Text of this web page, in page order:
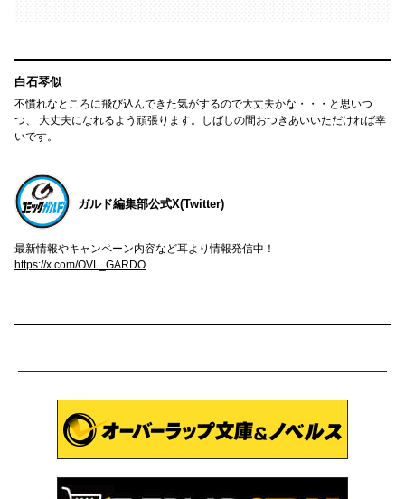
白石琴似
不慣れなところに飛び込んできた気がするので大丈夫かな・・・と思いつ
つ、 大丈夫になれるよう頑張ります。しばしの間おつきあいいただければ幸
いです。
ガルド編集部公式X(Twitter)
最新情報やキャンペーン内容など耳より情報発信中！
https://x.com/OVL_GARDO